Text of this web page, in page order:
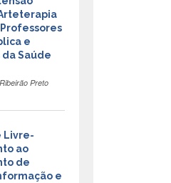
e
da Saúde
Preto
Livre-
ao
de
e